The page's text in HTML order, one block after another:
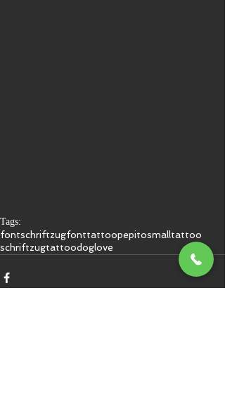
Tags:
fontschriftzugfonttattoopepitosmalltattoo
schriftzugtattoodoglove